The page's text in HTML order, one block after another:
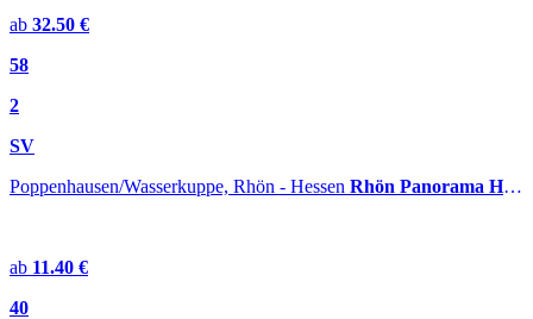
ab 32.50 €
58
2
SV
Poppenhausen/Wasserkuppe, Rhön - Hessen Rhön Panorama Hostel
ab 11.40 €
40